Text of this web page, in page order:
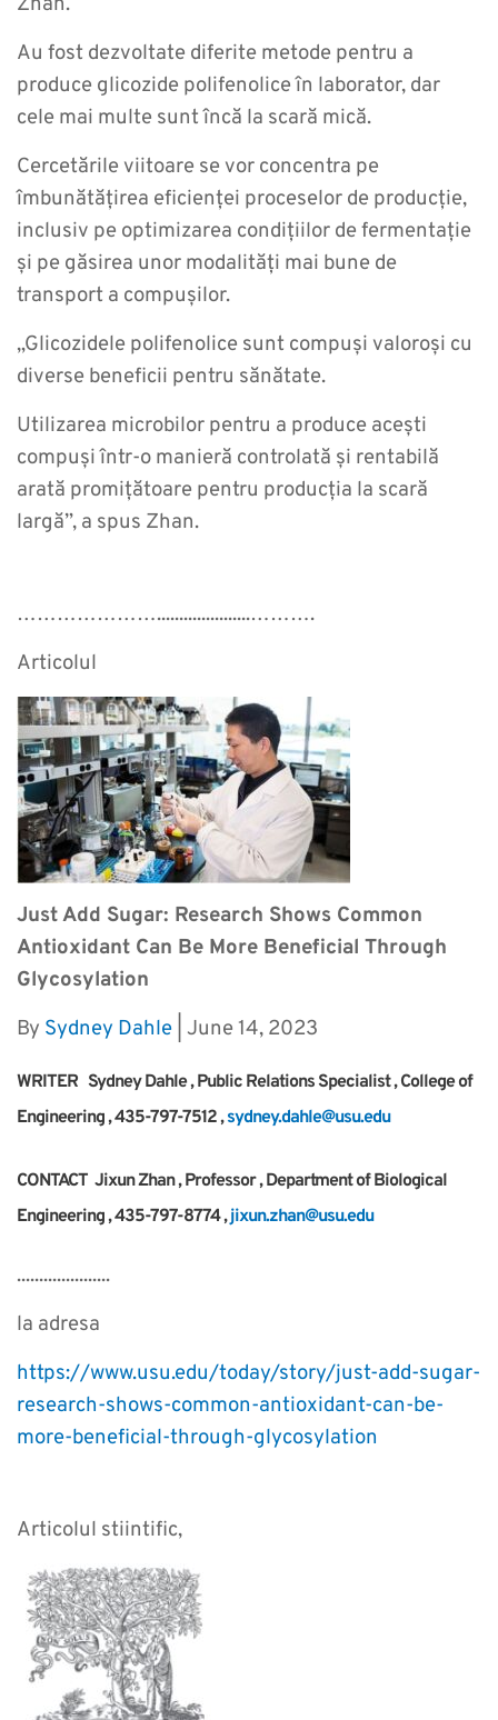
Zhan.
Au fost dezvoltate diferite metode pentru a
produce glicozide polifenolice în laborator, dar
cele mai multe sunt încă la scară mică.
Cercetările viitoare se vor concentra pe
îmbunătățirea eficienței proceselor de producție,
inclusiv pe optimizarea condițiilor de fermentație
și pe găsirea unor modalități mai bune de
transport a compușilor.
„Glicozidele polifenolice sunt compuși valoroși cu
diverse beneficii pentru sănătate.
Utilizarea microbilor pentru a produce acești
compuși într-o manieră controlată și rentabilă
arată promițătoare pentru producția la scară
largă”, a spus Zhan.
………………….....................……….
Articolul
Just Add Sugar: Research Shows Common
Antioxidant Can Be More Beneficial Through
Glycosylation
By Sydney Dahle | June 14, 2023
WRITER Sydney Dahle , Public Relations Specialist , College of
Engineering , 435-797-7512 ,sydney.dahle@usu.edu
CONTACT Jixun Zhan , Professor , Department of Biological
Engineering , 435-797-8774 ,jixun.zhan@usu.edu
.....................
la adresa
https://www.usu.edu/today/story/just-add-sugar-
research-shows-common-antioxidant-can-be-
more-beneficial-through-glycosylation
Articolul stiintific,